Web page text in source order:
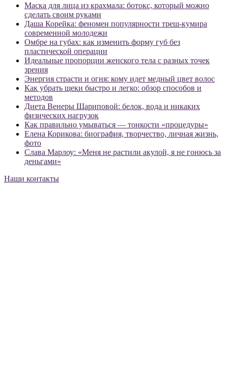
Маска для лица из крахмала: ботокс, который можно
сделать своим руками
Даша Корейка: феномен популярности треш-кумира
современной молодежи
Омбре на губах: как изменить форму губ без
пластической операции
Идеальные пропорции женского тела с разных точек
зрения
Энергия страсти и огня: кому идет медный цвет волос
Как убрать щеки быстро и легко: обзор способов и
методов
Диета Венеры Шариповой: белок, вода и никаких
физических нагрузок
Как правильно умываться — тонкости «процедуры»
Елена Корикова: биография, творчество, личная жизнь,
фото
Слава Марлоу: «Меня не растили акулой, я не гонюсь за
деньгами»
Наши контакты